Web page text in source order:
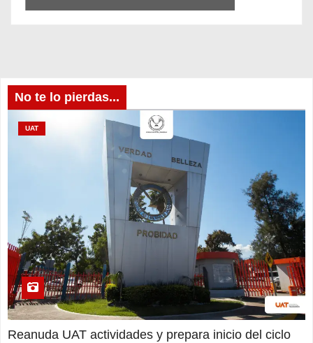
No te lo pierdas...
UAT
Reanuda UAT actividades y prepara inicio del ciclo